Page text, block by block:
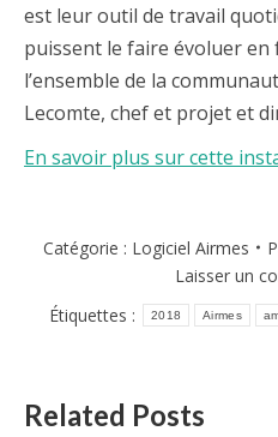
est leur outil de travail
puissent le faire évoluer en
l’ensemble de la
Lecomte, chef et projet et
En savoir plus sur cette
Catégorie : Logiciel Airmes
Laisser un
Étiquettes :
2018 Airmes
Related Posts